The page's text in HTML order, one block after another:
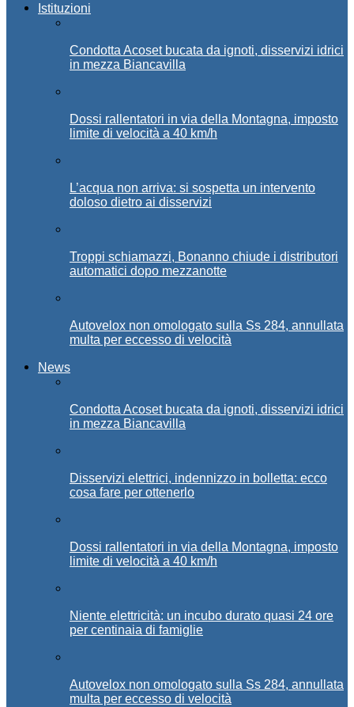
Istituzioni
Condotta Acoset bucata da ignoti, disservizi idrici
in mezza Biancavilla
Dossi rallentatori in via della Montagna, imposto
limite di velocità a 40 km/h
L’acqua non arriva: si sospetta un intervento
doloso dietro ai disservizi
Troppi schiamazzi, Bonanno chiude i distributori
automatici dopo mezzanotte
Autovelox non omologato sulla Ss 284, annullata
multa per eccesso di velocità
News
Condotta Acoset bucata da ignoti, disservizi idrici
in mezza Biancavilla
Disservizi elettrici, indennizzo in bolletta: ecco
cosa fare per ottenerlo
Dossi rallentatori in via della Montagna, imposto
limite di velocità a 40 km/h
Niente elettricità: un incubo durato quasi 24 ore
per centinaia di famiglie
Autovelox non omologato sulla Ss 284, annullata
multa per eccesso di velocità